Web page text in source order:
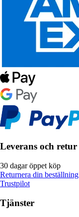
Leverans och retur
30 dagar öppet köp
Returnera din beställning
Trustpilot
Tjänster